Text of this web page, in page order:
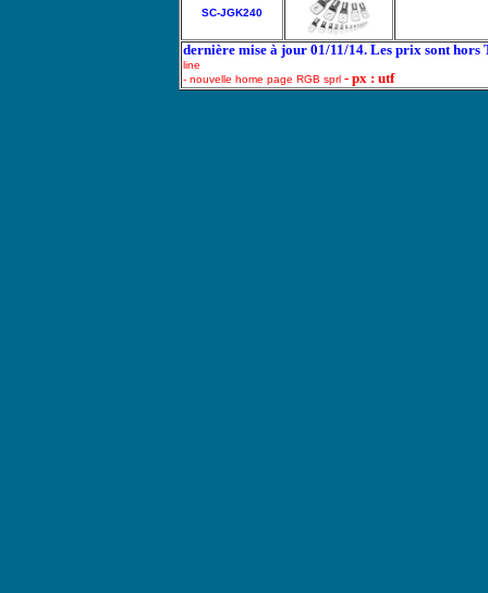
SC-JGK240
dernière mise à jour 01/11/14. Les prix sont
line
- nouvelle home page RGB sprl - px : utf